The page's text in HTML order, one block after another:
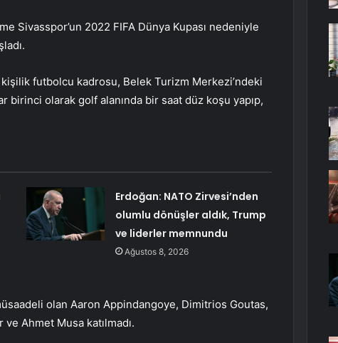
Sivasspor’un 2022 FIFA Dünya Kupası nedeniyle
futbolcu kadrosu, Belek Turizm Merkezi’ndeki
birinci olarak golf alanında bir saat düz koşu yapıp,
Erdoğan: NATO Zirvesi’nden
olumlu dönüşler aldık, Trump
ve liderler memnundu
Ağustos 8, 2026
olan Aaron Appindangoye, Dimitrios Goutas,
Ahmet Musa katılmadı.